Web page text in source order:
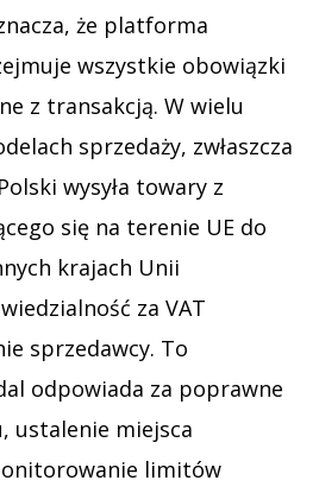
że platforma
wszystkie obowiązki
z transakcją. W wielu
sprzedaży, zwłaszcza
wysyła towary z
się na terenie UE do
krajach Unii
za VAT
sprzedawcy. To
odpowiada za poprawne
ustalenie miejsca
limitów